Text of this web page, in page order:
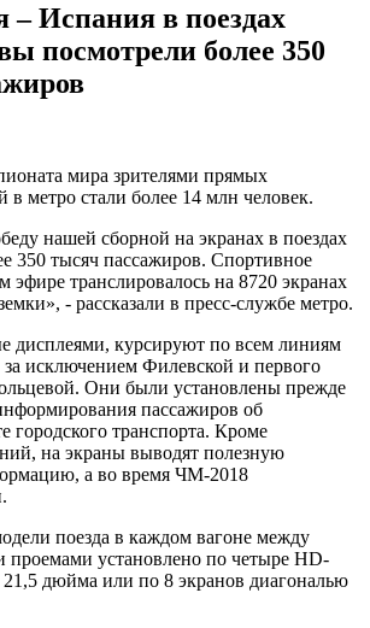
– Испания в поездах
посмотрели более 350
мира зрителями прямых
в метро стали более 14 млн человек.
нашей сборной на экранах в поездах
350 тысяч пассажиров. Спортивное
эфире транслировалось на 8720 экранах
- рассказали в пресс-службе метро.
дисплеями, курсируют по всем линиям
за исключением Филевской и первого
Они были установлены прежде
пассажиров об
городского транспорта. Кроме
на экраны выводят полезную
а во время ЧМ-2018
поезда в каждом вагоне между
установлено по четыре HD-
21,5 дюйма или по 8 экранов диагональю